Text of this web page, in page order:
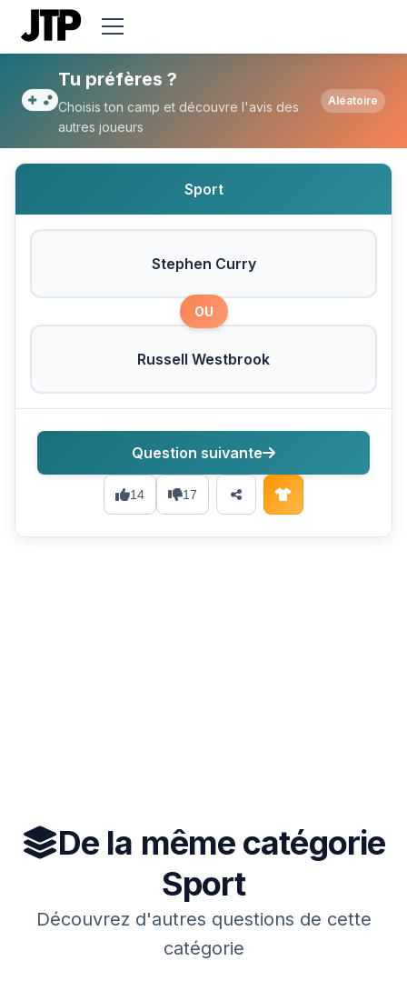
Tu préfères Stephen Curry ou Russell
Tu préfères ?
Choisis ton camp et découvre l'avis des
autres joueurs
Aléatoire
Sport
Stephen Curry
OU
Russell Westbrook
14 17
Question suivante
De la même catégorie
Sport
Découvrez d'autres questions de cette
catégorie